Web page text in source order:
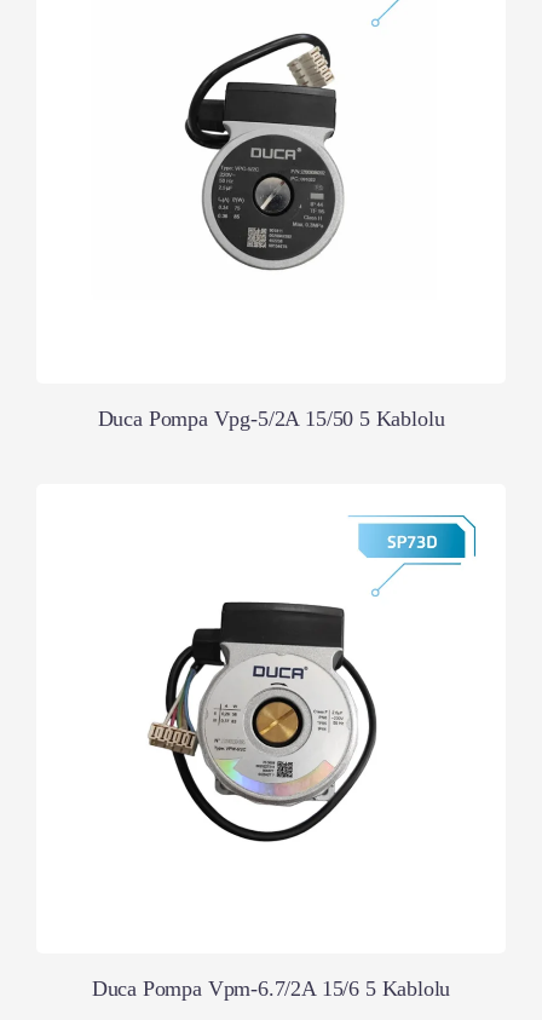
Duca Pompa Vpg-5/2A 15/50 5 Kablolu
Duca Pompa Vpm-6.7/2A 15/6 5 Kablolu